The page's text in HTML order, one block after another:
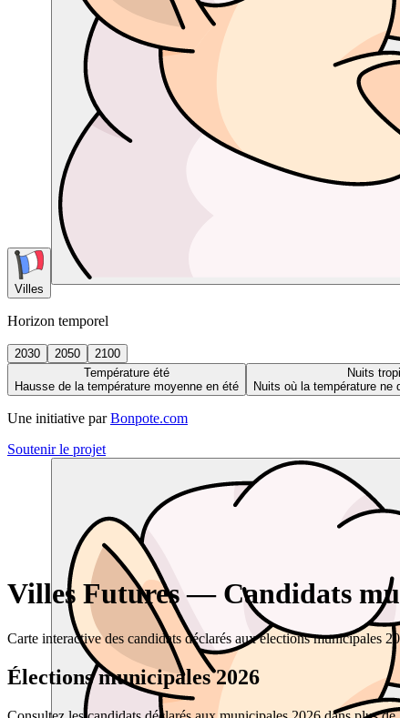
Villes
Horizon temporel
2030 2050
2100
Température été
Hausse de la température moyenne en été
Nuits
Nuits où la température ne
Une initiative par Bonpote.com
Soutenir le projet
Villes Futures — Candidats
Carte interactive des candidats déclarés aux élections municipales
Élections municipales 2026